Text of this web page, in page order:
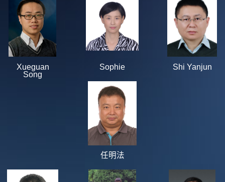
Xueguan
Song
Sophie Shi Yanjun
任明法